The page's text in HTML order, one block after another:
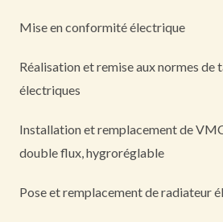
Mise en conformité électrique
Réalisation et remise aux normes de
électriques
Installation et remplacement de
double flux, hygroréglable
Pose et remplacement de radiateur